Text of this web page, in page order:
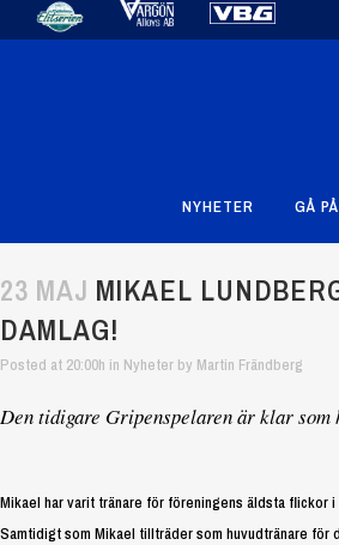
NYHETER GÅ
23 MAJ MIKAEL
DAMLAG!
Posted at 20:00h in Nyheter by Martin Frändberg
Den tidigare Gripenspelaren är klar
Mikael har varit tränare för föreningens äldsta flickor
Samtidigt som Mikael tillträder som huvudtränare